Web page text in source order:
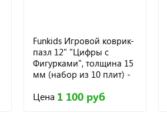
Funkids Игровой коврик-
пазл 12" "Цифры с
Фигурками", толщина 15
мм (набор из 10 плит) -
Цена 1 100 руб